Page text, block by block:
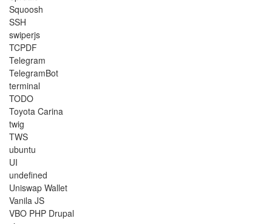
Squoosh
SSH
swiperjs
TCPDF
Telegram
TelegramBot
terminal
TODO
Toyota Carina
twig
TWS
ubuntu
UI
undefined
Uniswap Wallet
Vanila JS
VBO PHP Drupal